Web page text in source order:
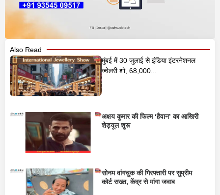
Also Read
मुंबई में 30 जुलाई से इंडिया इंटरनेशनल
ज्वेलरी शो, 68,000...
अक्षय कुमार की फिल्म ‘हैवान’ का आखिरी
शेड्यूल शुरू
सोनम वांगचुक की गिरफ्तारी पर सुप्रीम
कोर्ट सख्त, केंद्र से मांगा जवाब